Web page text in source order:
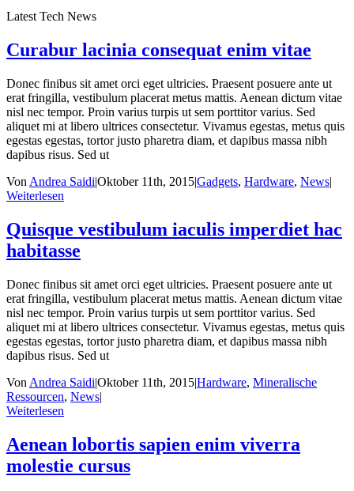
Latest Tech News
Curabur lacinia consequat enim vitae
Donec finibus sit amet orci eget ultricies. Praesent posuere ante ut
erat fringilla, vestibulum placerat metus mattis. Aenean dictum vitae
nisl nec tempor. Proin varius turpis ut sem porttitor varius. Sed
aliquet mi at libero ultrices consectetur. Vivamus egestas, metus quis
egestas egestas, tortor justo pharetra diam, et dapibus massa nibh
dapibus risus. Sed ut
Von Andrea Saidi|Oktober 11th, 2015|Gadgets, Hardware, News|
Weiterlesen
Quisque vestibulum iaculis imperdiet hac
habitasse
Donec finibus sit amet orci eget ultricies. Praesent posuere ante ut
erat fringilla, vestibulum placerat metus mattis. Aenean dictum vitae
nisl nec tempor. Proin varius turpis ut sem porttitor varius. Sed
aliquet mi at libero ultrices consectetur. Vivamus egestas, metus quis
egestas egestas, tortor justo pharetra diam, et dapibus massa nibh
dapibus risus. Sed ut
Von Andrea Saidi|Oktober 11th, 2015|Hardware, Mineralische
Ressourcen, News|
Weiterlesen
Aenean lobortis sapien enim viverra
molestie cursus